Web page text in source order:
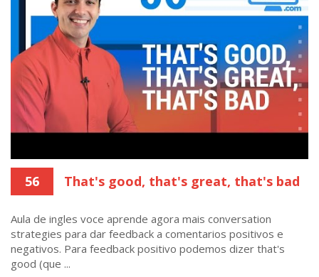
56 That's good, that's great, that's bad
Aula de ingles voce aprende agora mais conversation
strategies para dar feedback a comentarios positivos e
negativos. Para feedback positivo podemos dizer that's
good (que ...